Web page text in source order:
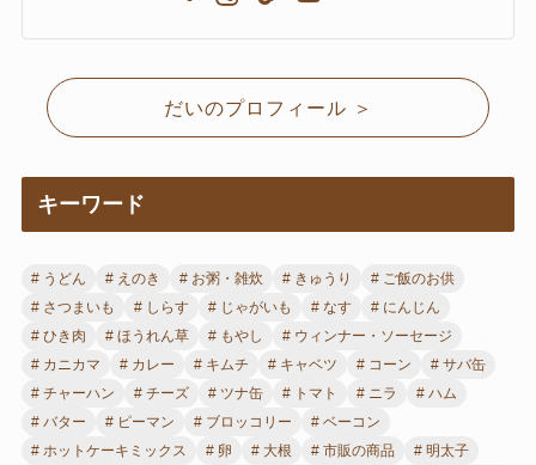
だいのプロフィール ＞
キーワード
うどん えのき お粥・雑炊 きゅうり
ご飯のお供
さつまいも
しらす じゃがいも なす
にんじん
ひき肉
ほうれん草 もやし
ウィンナー・ソーセージ
カニカマ
カレー キムチ キャベツ コーン
サバ缶
チャーハン
チーズ ツナ缶 トマト ニラ
ハム
バター
ピーマン ブロッコリー
ベーコン
ホットケーキミックス
卵 大根 市販の商品
明太子